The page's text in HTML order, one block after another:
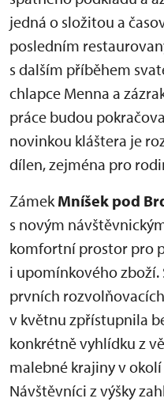
jedná o složitou a
posledním
s dalším příběhem
chlapce Menna a
práce budou
novinkou kláštera je
dílen, zejména pro
ZámekMníšek pod
s novým
komfortní prostor pro
i upomínkového zboží.
prvních
v květnu zpřístupnila
konkrétně vyhlídku z
malebné krajiny v
Návštěvníci z výšky